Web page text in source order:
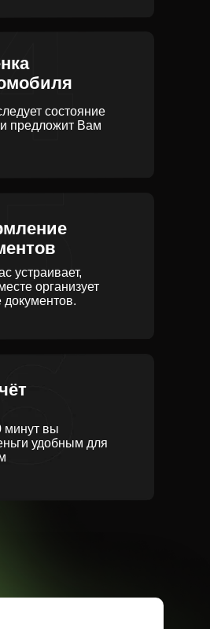
устраивает,
организует
минут вы
удобным для
состояние
предложит Вам